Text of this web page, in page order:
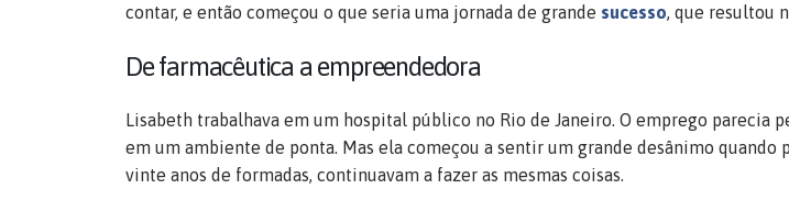
contar, e então começou o que seria uma jornada de grande sucesso, que resultou
De farmacêutica a empreendedora
Lisabeth trabalhava em um hospital público no Rio de Janeiro. O emprego parecia
em um ambiente de ponta. Mas ela começou a sentir um grande desânimo quando
vinte anos de formadas, continuavam a fazer as mesmas coisas.